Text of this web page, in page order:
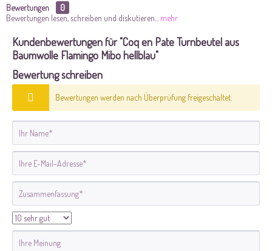
Bewertungen
0
Bewertungen lesen, schreiben und diskutieren...
mehr
Kundenbewertungen für "Coq en Pate Turnbeutel aus
Baumwolle Flamingo Mibo hellblau"
Bewertung schreiben
Bewertungen werden nach Überprüfung freigeschaltet.